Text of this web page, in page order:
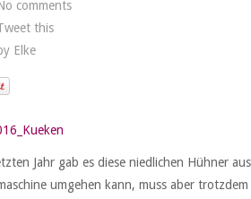
comments
this
Elke
Jahr gab es diese niedlichen Hühner
umgehen kann, muss aber